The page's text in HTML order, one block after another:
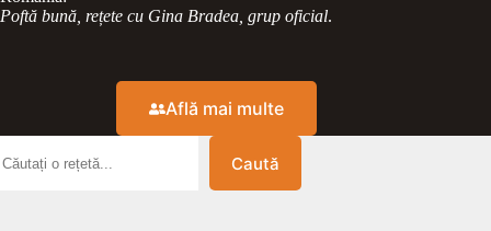
Poftă bună, rețete cu Gina Bradea, grup oficial.
Află mai multe
Caută